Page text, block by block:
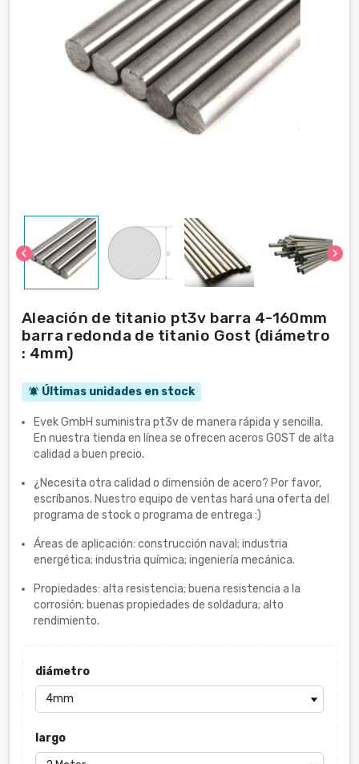
chevron_left chevron_right
Aleación de titanio pt3v barra 4-160mm
barra redonda de titanio Gost (diámetro
: 4mm)
notifications_active Últimas unidades en stock
Evek GmbH suministra pt3v de manera rápida y sencilla.
En nuestra tienda en línea se ofrecen aceros GOST de alta
calidad a buen precio.
¿Necesita otra calidad o dimensión de acero? Por favor,
escríbanos. Nuestro equipo de ventas hará una oferta del
programa de stock o programa de entrega :)
Áreas de aplicación: construcción naval; industria
energética; industria química; ingeniería mecánica.
Propiedades: alta resistencia; buena resistencia a la
corrosión; buenas propiedades de soldadura; alto
rendimiento.
diámetro
largo